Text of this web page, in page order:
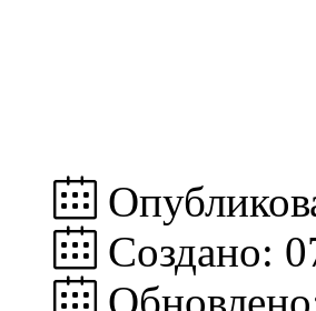
Создано: